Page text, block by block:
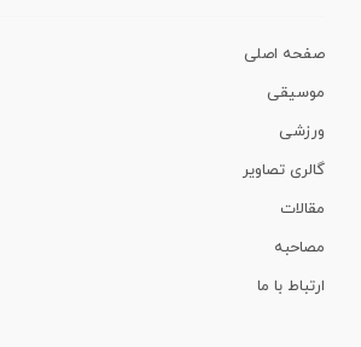
صفحه اصلی
موسیقی
ورزشی
گالری تصاویر
مقالات
مصاحبه
ارتباط با ما